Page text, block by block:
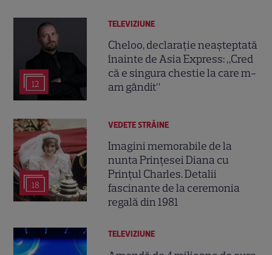
12
TELEVIZIUNE
Cheloo, declarație neașteptată
înainte de Asia Express: „Cred
că e singura chestie la care m-
am gândit”
18
VEDETE STRĂINE
Imagini memorabile de la
nunta Prințesei Diana cu
Prințul Charles. Detalii
fascinante de la ceremonia
regală din 1981
TELEVIZIUNE